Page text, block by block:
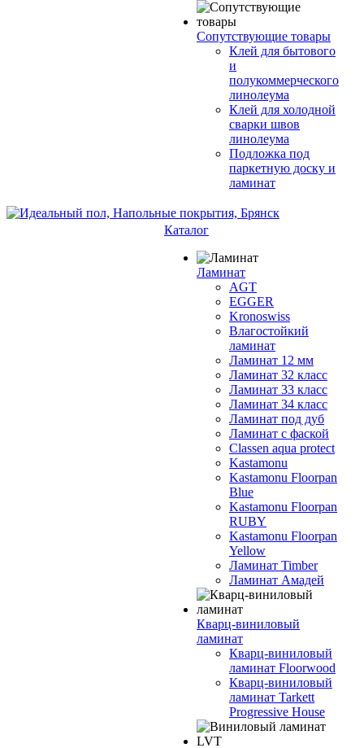
Сопутствующие товары
Клей для бытового
и
полукоммерческого
линолеума
Клей для холодной
сварки швов
линолеума
Подложка под
паркетную доску и
ламинат
Каталог
Ламинат
AGT
EGGER
Kronoswiss
Влагостойкий
ламинат
Ламинат 12 мм
Ламинат 32 класс
Ламинат 33 класс
Ламинат 34 класс
Ламинат под дуб
Ламинат с фаской
Classen aqua protect
Kastamonu
Kastamonu Floorpan
Blue
Kastamonu Floorpan
RUBY
Kastamonu Floorpan
Yellow
Ламинат Timber
Ламинат Амадей
Кварц-виниловый
ламинат
Кварц-виниловый
ламинат Floorwood
Кварц-виниловый
ламинат Tarkett
Progressive House